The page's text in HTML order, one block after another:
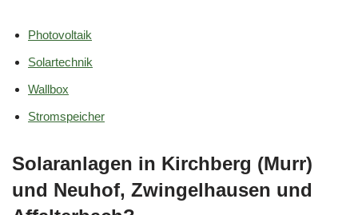
Photovoltaik
Solartechnik
Wallbox
Stromspeicher
Solaranlagen in Kirchberg (Murr)
und Neuhof, Zwingelhausen und